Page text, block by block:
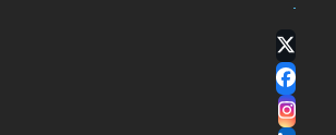
Twitter
(deprecated)
Facebook
Instagram